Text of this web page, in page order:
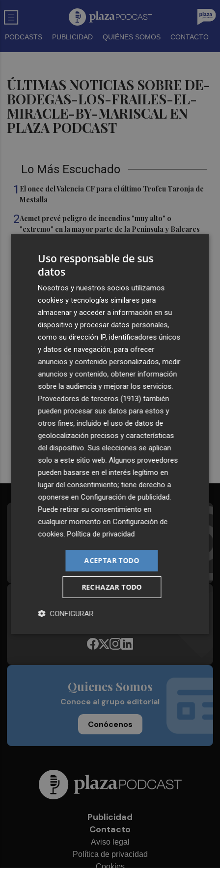
PODCASTS PUBLICIDAD QUIÉNES SOMOS CONTACTO
ÚLTIMAS NOTICIAS SOBRE DE-
BODEGAS-LOS-FRAILES-EL-
MIRACLE-BY-MARISCAL EN
PLAZA PODCAST
Lo Más Escuchado
1 El once del Valencia CF para el último Trofeu Taronja de
Mestalla
2Aemet prevé peligro de incendios "muy alto" o
"extremo" en la mayor parte de la Península y Baleares
Company: “Estamos comenzando a ver el equipo que
queremos ver en la Liga”
Ocho helicópteros, un avión y más de 100 brigadas se
movilizan en Moratalla por un incendio forestal
Jorge Martín suma su tercera victoria 'sprint' del año y
es más líder
Recibe toda la actualidad de
Plaza Podcast en tu correo
Quiero suscribirme
Suscríbete al Boletín
Todos los días a primera hora en tu email
¡Quiero suscribirme!
Plaza Podcast, desde cualquier medio
Quienes Somos
Conoce al grupo editorial
Conócenos
Publicidad
Contacto
Aviso legal
Política de privacidad
Cookies
Uso responsable de sus
datos
Nosotros y nuestros socios utilizamos
cookies y tecnologías similares para
almacenar y acceder a información en su
dispositivo y procesar datos personales,
como su dirección IP, identificadores únicos
y datos de navegación, para ofrecer
anuncios y contenido personalizados, medir
anuncios y contenido, obtener información
sobre la audiencia y mejorar los servicios.
Proveedores de terceros (1913) también
pueden procesar sus datos para estos y
otros fines, incluido el uso de datos de
geolocalización precisos y características
del dispositivo. Sus elecciones se aplican
solo a este sitio web. Algunos proveedores
pueden basarse en el interés legítimo en
lugar del consentimiento; tiene derecho a
oponerse enConfiguración de publicidad
Puede retirar su consentimiento en
cualquier momento enConfiguración de
cookies .Política de privacidad
ACEPTAR TODO
RECHAZAR TODO
CONFIGURAR